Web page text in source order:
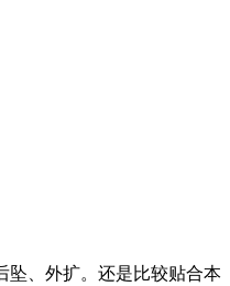
坠、外扩。还是比较贴合本